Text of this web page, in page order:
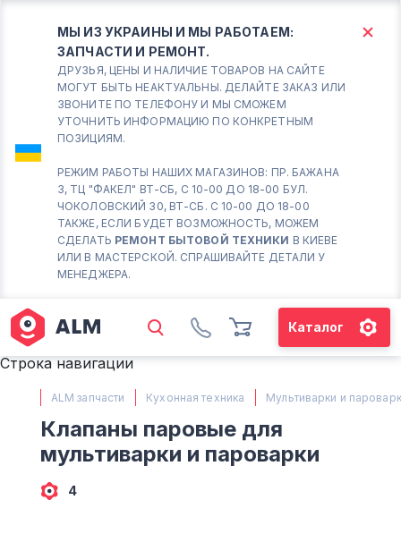
МЫ ИЗ УКРАИНЫ И МЫ РАБОТАЕМ:
ЗАПЧАСТИ И РЕМОНТ.
ДРУЗЬЯ, ЦЕНЫ И НАЛИЧИЕ ТОВАРОВ НА САЙТЕ
МОГУТ БЫТЬ НЕАКТУАЛЬНЫ. ДЕЛАЙТЕ ЗАКАЗ ИЛИ
ЗВОНИТЕ ПО ТЕЛЕФОНУ И МЫ СМОЖЕМ
УТОЧНИТЬ ИНФОРМАЦИЮ ПО КОНКРЕТНЫМ
ПОЗИЦИЯМ.
РЕЖИМ РАБОТЫ НАШИХ МАГАЗИНОВ: ПР. БАЖАНА
3, ТЦ "ФАКЕЛ" ВТ-СБ, С 10-00 ДО 18-00 БУЛ.
ЧОКОЛОВСКИЙ 30, ВТ-СБ. С 10-00 ДО 18-00
ТАКЖЕ, ЕСЛИ БУДЕТ ВОЗМОЖНОСТЬ, МОЖЕМ
СДЕЛАТЬ РЕМОНТ БЫТОВОЙ ТЕХНИКИ В КИЕВЕ
ИЛИ В МАСТЕРСКОЙ. СПРАШИВАЙТЕ ДЕТАЛИ У
МЕНЕДЖЕРА.
Каталог
КИЕВ БОРИСПОЛЬ
Вт.- Сб.
10:00 - 18:00
Соломенский район - ВТ-
СБ. с 10-00 до 18-00
(098) 672 76 42
(063) 722 37 14
М. ХАРЬКОВСКАЯ - ВТ-СБ, С
10-00 ДО 18-00
(063) 527 27 00
(044) 332 76 42
КАРТА
Строка навигации
ALM запчасти Кухонная техника Мультиварки и
Клапаны паровые для
мультиварки и пароварки
4